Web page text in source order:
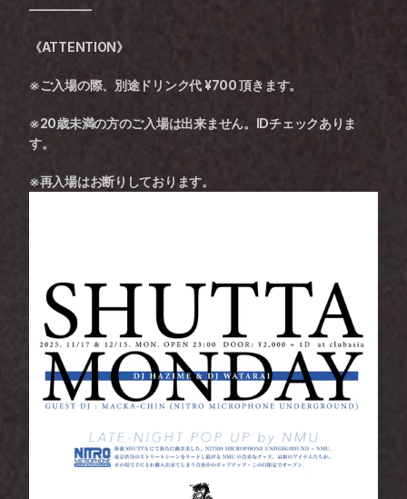
—————
《ATTENTION》
※ご入場の際、別途ドリンク代 ¥700 頂きます。
※20歳未満の方のご入場は出来ません。IDチェックありま
す。
※再入場はお断りしております。